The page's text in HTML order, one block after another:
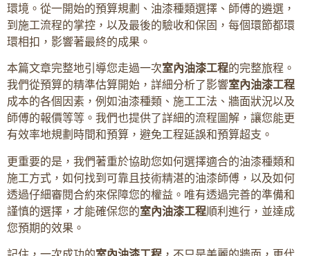
環境。從一開始的預算規劃、油漆種類選擇、師傅的遴選，
到施工流程的掌控，以及最後的驗收和保固，每個環節都環
環相扣，影響著最終的成果。
本篇文章完整地引導您走過一次室內油漆工程的完整旅程。
我們從預算的精準估算開始，詳細分析了影響室內油漆工程
成本的各個因素，例如油漆種類、施工工法、牆面狀況以及
師傅的報價等等。我們也提供了詳細的流程圖解，讓您能更
有效率地規劃時間和預算，避免工程延誤和預算超支。
更重要的是，我們著重於協助您如何選擇適合的油漆種類和
施工方式，如何找到可靠且技術精湛的油漆師傅，以及如何
透過仔細審閱合約來保障您的權益。唯有透過完善的準備和
謹慎的選擇，才能確保您的室內油漆工程順利進行，並達成
您預期的效果。